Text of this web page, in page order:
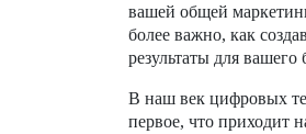
вашей общей
более важно, как
результаты для вашего
В наш век цифровых
первое, что приходит